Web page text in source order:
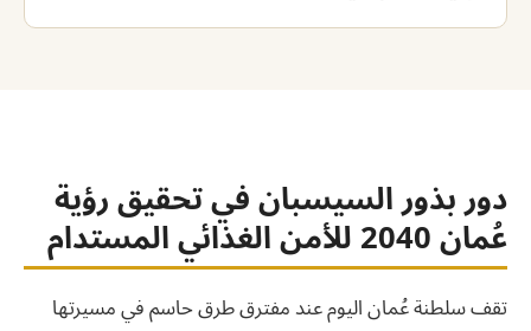
المستوردة وكشفت مخاطر الاعتماد على الخارج. السيسبان
على عينة مجانية: تواصل عبر الواتساب+92-300-
8659896أو البريدinfo@kohenoorint.comوسنرسل
عينة بالبريد السريع خلال 3-5 أيام.
دور بذور السيسبان في تحقيق رؤية
عُمان 2040 للأمن الغذائي المستدام
تقف سلطنة عُمان اليوم عند مفترق طرق حاسم في مسيرتها